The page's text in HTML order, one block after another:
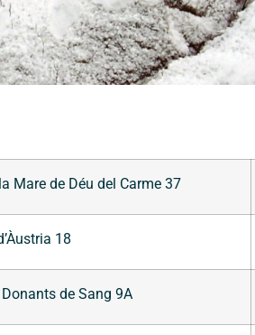
Mare de Déu del Carme 37
18
de Sang 9A